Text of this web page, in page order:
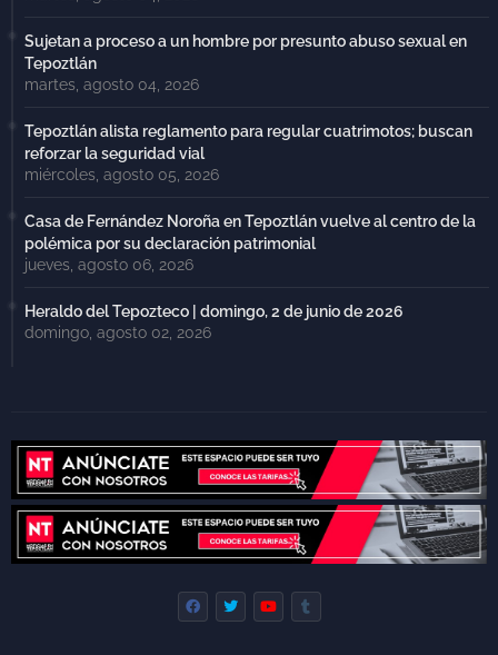
Sujetan a proceso a un hombre por presunto abuso sexual en
Tepoztlán
martes, agosto 04, 2026
Tepoztlán alista reglamento para regular cuatrimotos; buscan
reforzar la seguridad vial
miércoles, agosto 05, 2026
Casa de Fernández Noroña en Tepoztlán vuelve al centro de la
polémica por su declaración patrimonial
jueves, agosto 06, 2026
Heraldo del Tepozteco | domingo, 2 de junio de 2026
domingo, agosto 02, 2026